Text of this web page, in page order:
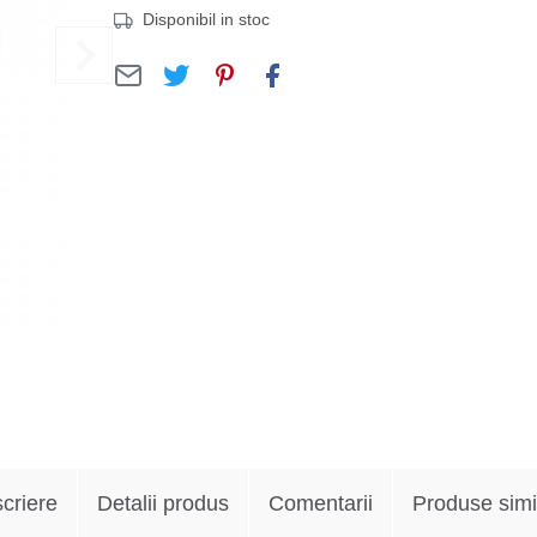
Disponibil in stoc
Detalii produs Comentarii Produse